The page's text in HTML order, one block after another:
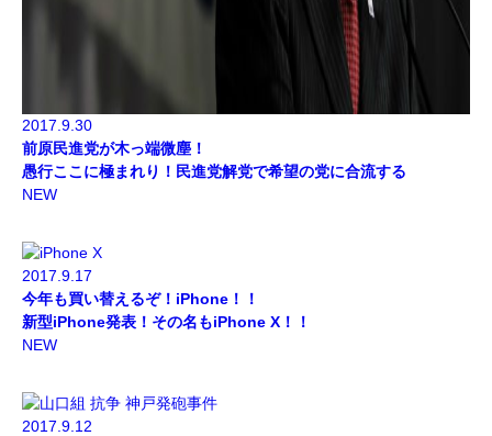
2017.9.30
前原民進党が木っ端微塵！
愚行ここに極まれり！民進党解党で希望の党に合流する
NEW
2017.9.17
今年も買い替えるぞ！iPhone！！
新型iPhone発表！その名もiPhone X！！
NEW
2017.9.12